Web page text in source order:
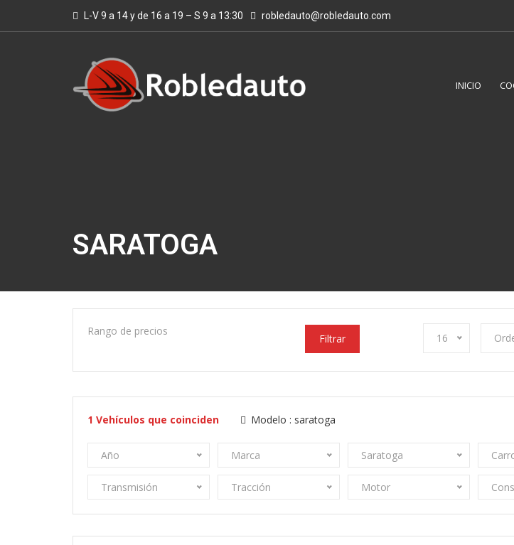
L-V 9 a 14 y de 16 a 19 – S 9 a 13:30 robledauto@robledauto.com
INICIO
SARATOGA
Rango de precios
Filtrar 16
1 Vehículos que coinciden Modelo : saratoga
Año Marca Saratoga
Transmisión Tracción Motor